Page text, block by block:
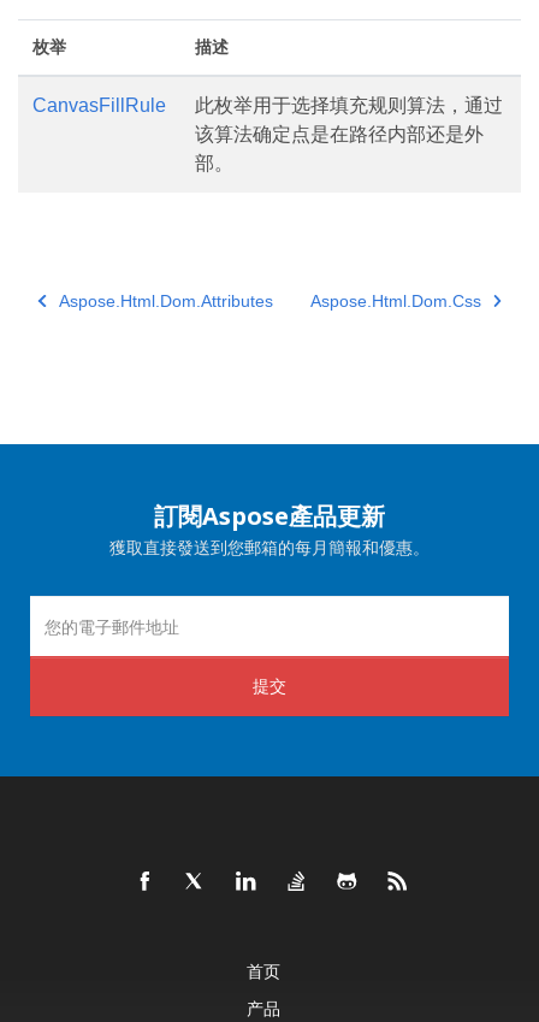
枚举 描述
CanvasFillRule
此枚举用于选择填充规则算法，通过
该算法确定点是在路径内部还是外
部。
Aspose.Html.Dom.Attributes Aspose.Html.Dom.Css
訂閱Aspose產品更新
獲取直接發送到您郵箱的每月簡報和優惠。
提交
首页
产品